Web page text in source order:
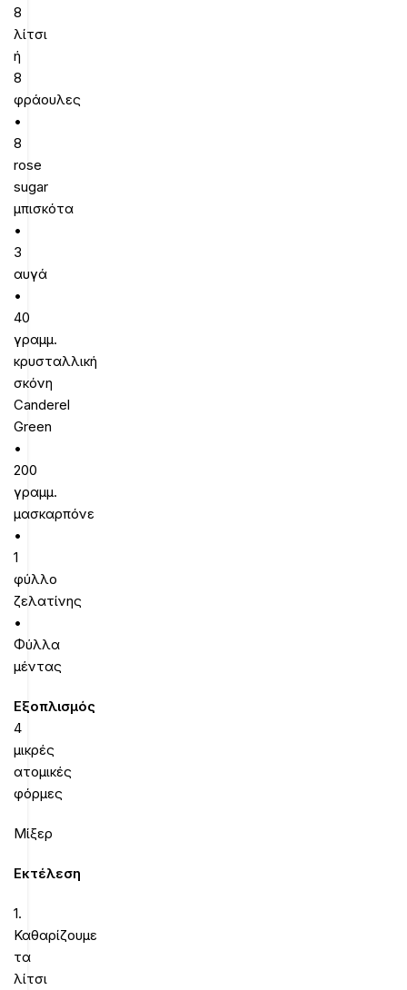
8
λίτσι
ή
8
φράουλες
•
8
rose
sugar
μπισκότα
•
3
αυγά
•
40
γραμμ.
κρυσταλλική
σκόνη
Canderel
Green
•
200
γραμμ.
μασκαρπόνε
•
1
φύλλο
ζελατίνης
•
Φύλλα
μέντας
Εξοπλισμός
4
μικρές
ατομικές
φόρμες
Μίξερ
Εκτέλεση
1.
Καθαρίζουμε
τα
λίτσι